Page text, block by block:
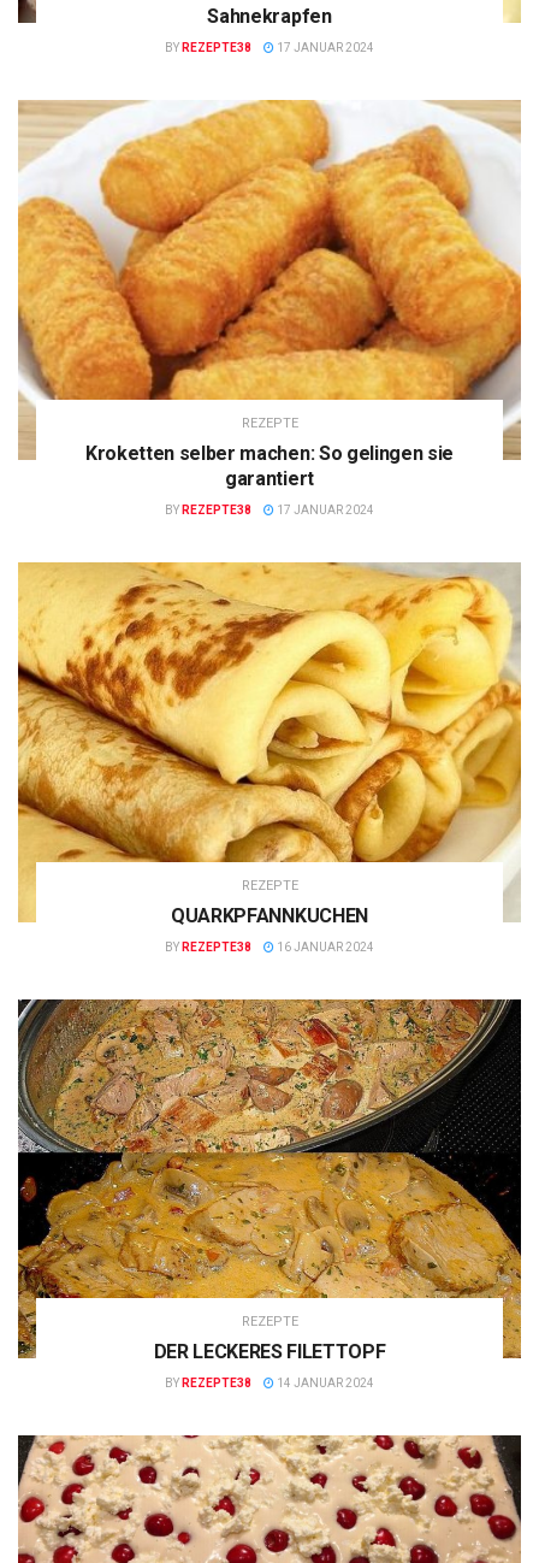
Sahnekrapfen
BY REZEPTE38 17 JANUAR 2024
REZEPTE
Kroketten selber machen: So gelingen sie
garantiert
BY REZEPTE38 17 JANUAR 2024
REZEPTE
QUARKPFANNKUCHEN
BY REZEPTE38 16 JANUAR 2024
REZEPTE
DER LECKERES FILETTOPF
BY REZEPTE38 14 JANUAR 2024